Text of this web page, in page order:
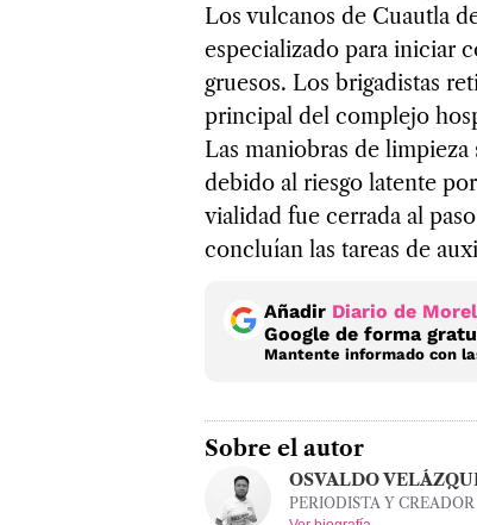
Los vulcanos de Cuautla
especializado para iniciar
gruesos. Los brigadistas
principal del complejo
Las maniobras de
debido al riesgo latente
vialidad fue cerrada al
concluían las tareas de
Añadir Diario de
Google de forma
Mantente informado con
Sobre el autor
OSVALDO
PERIODISTA Y